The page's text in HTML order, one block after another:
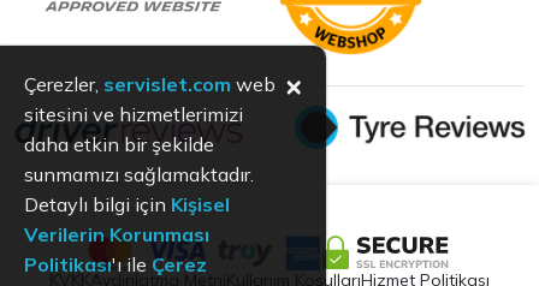
Aydınlatma Metni Kullanım KoşullarıHizmet Politikası
Çerezler, servislet.com web
sitesini ve hizmetlerimizi
daha etkin bir şekilde
sunmamızı sağlamaktadır.
Detaylı bilgi için Kişisel
Verilerin Korunması
Politikası'ı ile Çerez
×